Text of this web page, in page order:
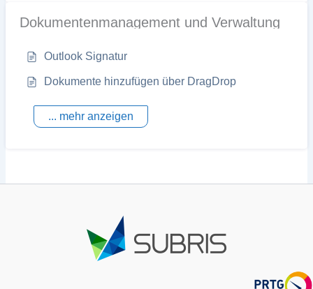
Dokumentenmanagement und Verwaltung
Outlook Signatur
Dokumente hinzufügen über DragDrop
... mehr anzeigen